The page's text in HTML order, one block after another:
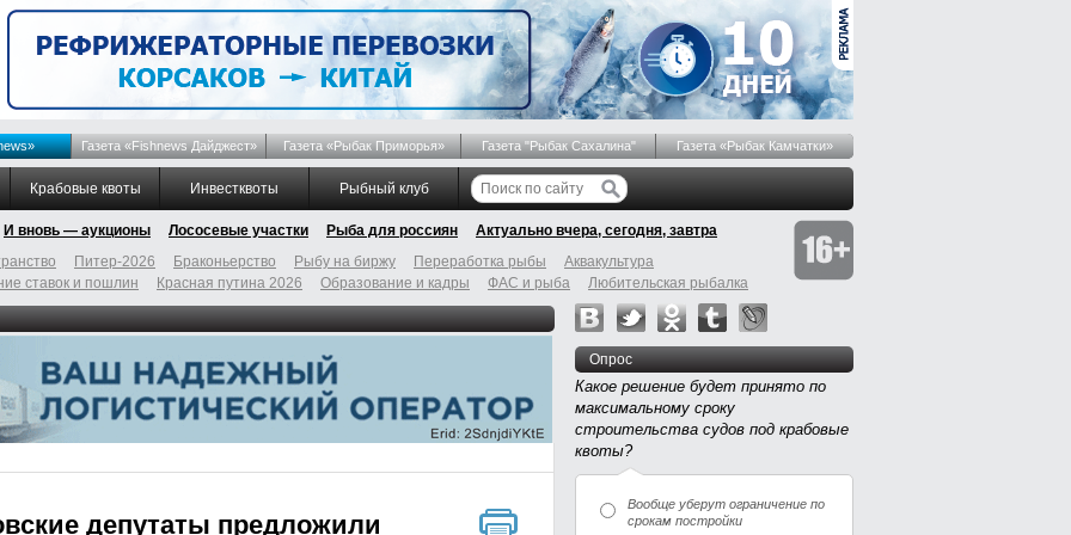
Газета «Fishnews Дайджест» Газета «Рыбак Приморья» Газета "Рыбак Сахалина" Газета «Рыбак Камчатки»
Крабовые квоты Инвестквоты Рыбный клуб
И вновь — аукционы Лососевые участки Рыба для россиян
Актуально вчера, сегодня, завтра
Питер-2026 Браконьерство Рыбу на биржу Переработка рыбы
Аквакультура
ставок и пошлин Красная путина 2026 Образование и кадры ФАС и рыба Любительская рыбалка
депутаты предложили
Опрос
Какое решение будет принято по
максимальному сроку
строительства судов под крабовые
квоты?
Вообще уберут ограничение по
срокам постройки